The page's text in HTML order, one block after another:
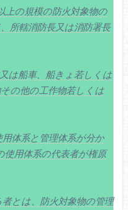
上の規模の防火対象物の
所轄消防長又は消防署長
は船車、船きょ若しくは
の他の工作物若しくは
体系と管理体系が分か
用体系の代表者が権原
とは、防火対象物の管理